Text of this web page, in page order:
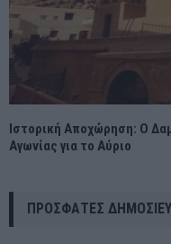
Ιστορική Αποχώρηση: Ο
Αγωνίας για το Αύριο
ΠΡΌΣΦΑΤΕΣ